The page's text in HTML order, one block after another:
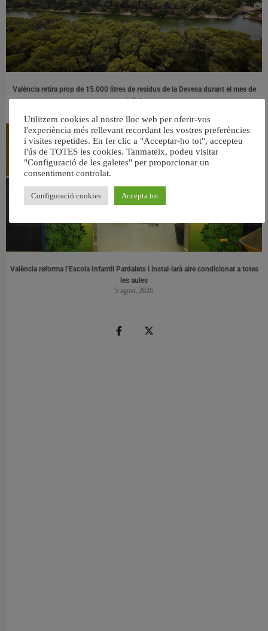
València retira prop de 15.000 litres de residus de la Devesa durant el mes de
juliol
València reforma l’Escola Infantil Pardalets i instal·larà aire condicionat a totes
les aules
5 agost, 2026
Utilitzem cookies al nostre lloc web per oferir-vos
l'experiència més rellevant recordant les vostres preferències
i visites repetides. En fer clic a "Acceptar-ho tot", accepteu
l'ús de TOTES les cookies. Tanmateix, podeu visitar
"Configuració de les galetes" per proporcionar un
consentiment controlat.
Configuració cookies Accepta tot